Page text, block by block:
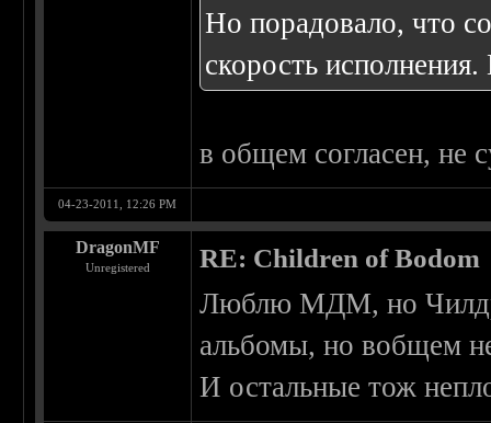
Но порадовало, что
скорость
в общем согласен, не
04-23-2011, 12:26 PM
DragonMF
Unregistered RE: Children of Bodom
Люблю МДМ, но
альбомы, но вобщем
И остальные тож